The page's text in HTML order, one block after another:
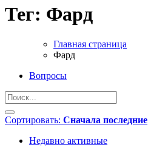
Тег: Фард
Главная страница
Фард
Вопросы
Сортировать: Сначала последние
Недавно активные